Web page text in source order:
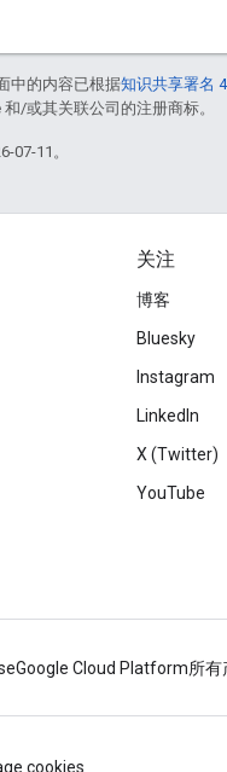
中的内容已根据知识共享署名
和/或其关联公司的注册商标。
07-11。
关注
博客
Bluesky
Instagram
LinkedIn
X (Twitter)
YouTube
Google Cloud Platform所有
cookies